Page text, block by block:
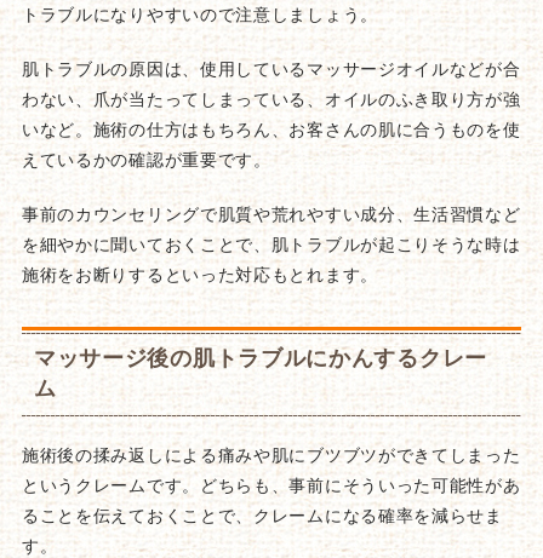
トラブルになりやすいので注意しましょう。
肌トラブルの原因は、使用しているマッサージオイルなどが合
わない、爪が当たってしまっている、オイルのふき取り方が強
いなど。施術の仕方はもちろん、お客さんの肌に合うものを使
えているかの確認が重要です。
事前のカウンセリングで肌質や荒れやすい成分、生活習慣など
を細やかに聞いておくことで、肌トラブルが起こりそうな時は
施術をお断りするといった対応もとれます。
マッサージ後の肌トラブルにかんするクレー
ム
施術後の揉み返しによる痛みや肌にブツブツができてしまった
というクレームです。どちらも、事前にそういった可能性があ
ることを伝えておくことで、クレームになる確率を減らせま
す。